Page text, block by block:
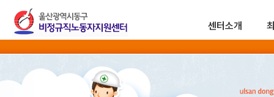
센터소개